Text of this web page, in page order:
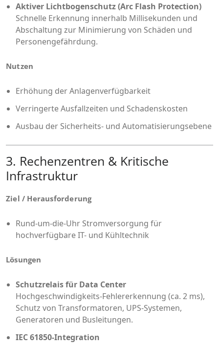
Aktiver Lichtbogenschutz (Arc Flash Protection)
Schnelle Erkennung innerhalb Millisekunden und
Abschaltung zur Minimierung von Schäden und
Personengefährdung.
Nutzen
Erhöhung der Anlagenverfügbarkeit
Verringerte Ausfallzeiten und Schadenskosten
Ausbau der Sicherheits- und Automatisierungsebene
3. Rechenzentren & Kritische
Infrastruktur
Ziel / Herausforderung
Rund-um-die-Uhr Stromversorgung für
hochverfügbare IT- und Kühltechnik
Lösungen
Schutzrelais für Data Center
Hochgeschwindigkeits-Fehlererkennung (ca. 2 ms),
Schutz von Transformatoren, UPS-Systemen,
Generatoren und Busleitungen.
IEC 61850-Integration